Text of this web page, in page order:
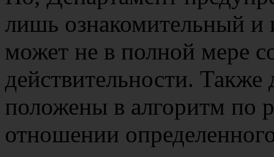
лишь ознакомительный и
может не в полной мере
действительности.
положены в алгоритм по
отношении